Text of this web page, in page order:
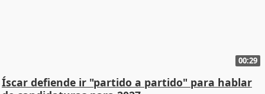
00:29
Íscar defiende ir "partido a partido" para hablar